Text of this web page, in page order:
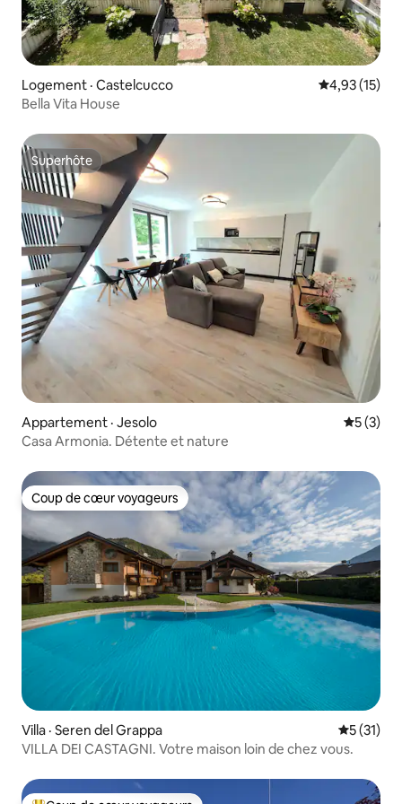
Logement · Castelcucco Note
4,93 (15)
Bella Vita House
Superhôte
Superhôte
Appartement · Jesolo Note
5 (3)
Casa Armonia. Détente et nature
Coup de cœur voyageurs
Coup de cœur voyageurs
Villa · Seren del Grappa Note
5 (31)
VILLA DEI CASTAGNI. Votre maison loin de chez vous.